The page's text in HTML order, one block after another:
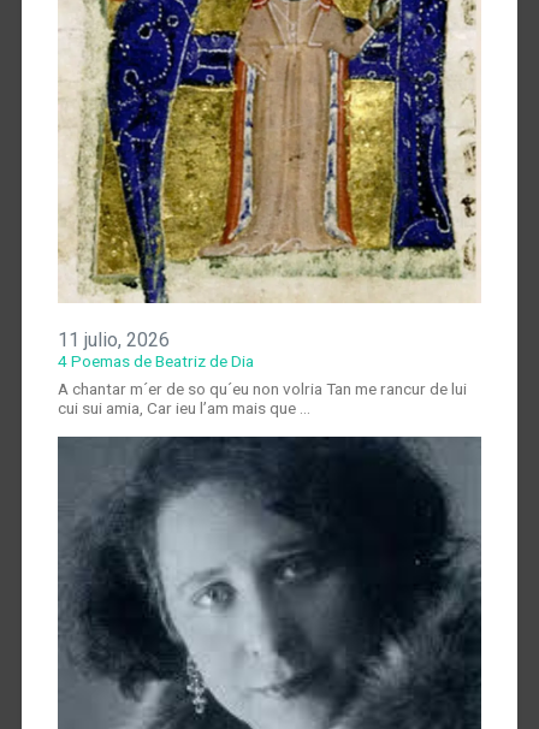
11 julio, 2026
4 Poemas de Beatriz de Dia
A chantar m´er de so qu´eu non volria Tan me rancur de lui
cui sui amia, Car ieu l’am mais que …